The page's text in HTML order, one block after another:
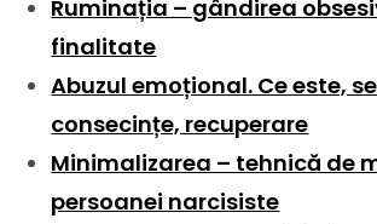
Ruminația – gândirea
finalitate
Abuzul emoțional. Ce este,
consecințe, recuperare
Minimalizarea – tehnică de
persoanei narcisiste